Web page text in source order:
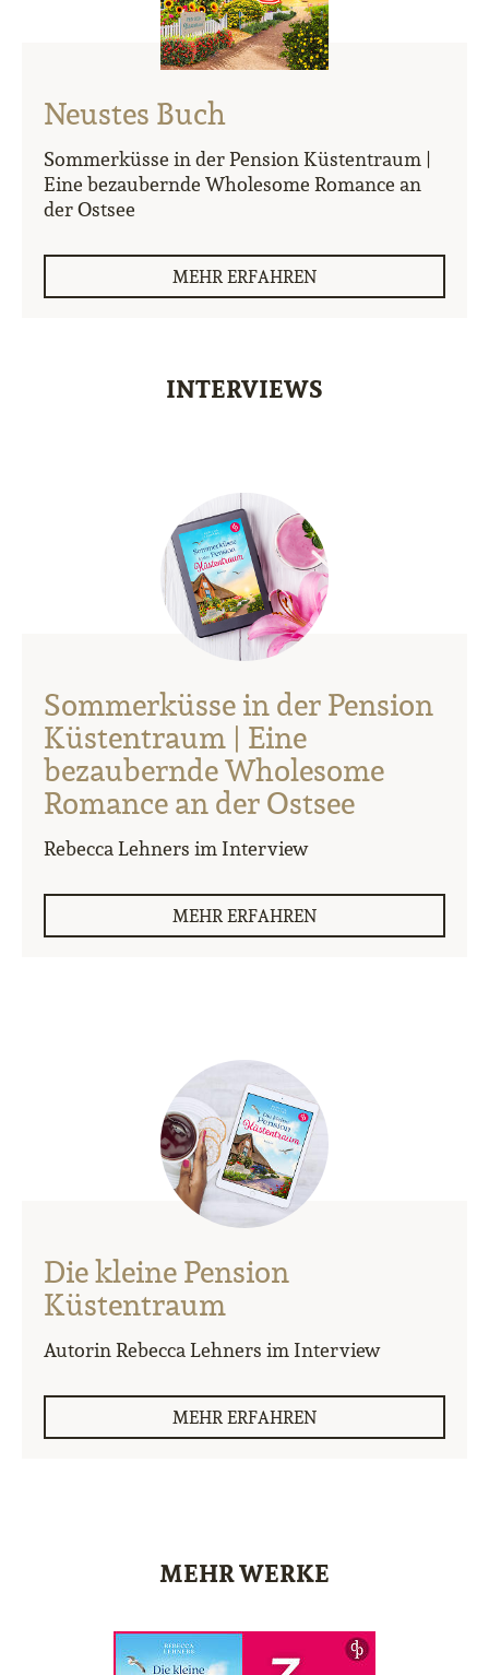
Neustes Buch
Sommerküsse in der Pension Küstentraum |
Eine bezaubernde Wholesome Romance an
der Ostsee
MEHR ERFAHREN
INTERVIEWS
Sommerküsse in der Pension
Küstentraum | Eine
bezaubernde Wholesome
Romance an der Ostsee
Rebecca Lehners im Interview
MEHR ERFAHREN
Die kleine Pension
Küstentraum
Autorin Rebecca Lehners im Interview
MEHR ERFAHREN
MEHR WERKE